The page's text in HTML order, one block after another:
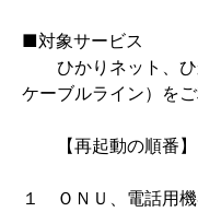
■対象サービス
ひかりネット、ひ
ケーブルライン）を
【再起動の順番】
１ ＯＮＵ、電話用